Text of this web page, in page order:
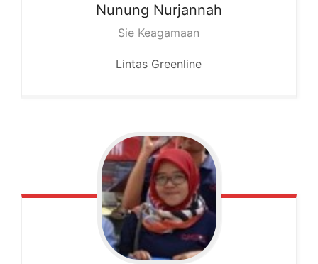
Nunung Nurjannah
Sie Keagamaan
Lintas Greenline